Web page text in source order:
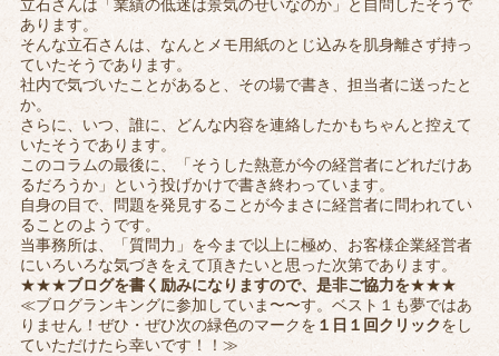
立石さんは「業績の低迷は景気のせいなのか」と自問したそうで
あります。
そんな立石さんは、なんとメモ用紙のとじ込みを肌身離さず持っ
ていたそうであります。
社内で気づいたことがあると、その場で書き、担当者に送ったと
か。
さらに、いつ、誰に、どんな内容を連絡したかもちゃんと控えて
いたそうであります。
このコラムの最後に、「そうした熱意が今の経営者にどれだけあ
るだろうか」という投げかけで書き終わっています。
自身の目で、問題を発見することが今まさに経営者に問われてい
ることのようです。
当事務所は、「質問力」を今まで以上に極め、お客様企業経営者
にいろいろな気づきをえて頂きたいと思った次第であります。
★★★ブログを書く励みになりますので、是非ご協力を★★★
≪ブログランキングに参加していま〜〜す。ベスト１も夢ではあ
りません！ぜひ・ぜひ次の緑色のマークを１日１回クリックをし
ていただけたら幸いです！！≫